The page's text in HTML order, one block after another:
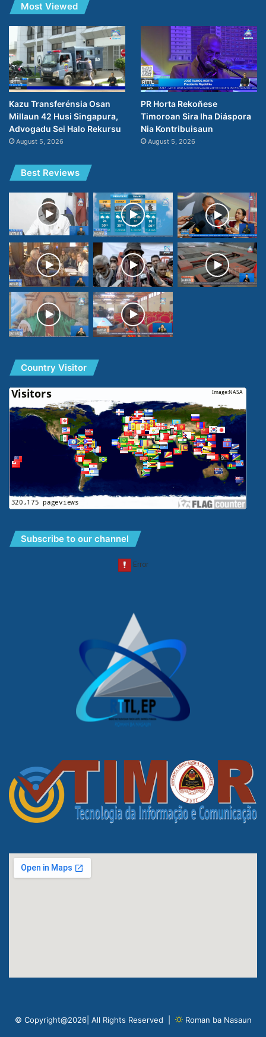
Most Viewed
Kazu Transferénsia Osan
Millaun 42 Husi Singapura,
Advogadu Sei Halo Rekursu
August 5, 2026
PR Horta Rekoñese
Timoroan Sira Iha Diáspora
Nia Kontribuisaun
August 5, 2026
Best Reviews
Country Visitor
Subscribe to our channel
© Copyright@2026| All Rights Reserved | Roman ba Nasaun